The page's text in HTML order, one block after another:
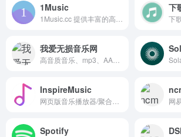
1Music 下
我爱无损音乐网
InspireMusic
Spotify